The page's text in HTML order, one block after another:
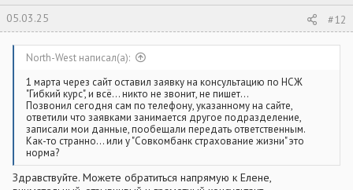
05.03.25 #12
North-West написал(а):
1 марта через сайт оставил заявку на консультацию по НСЖ
"Гибкий курс", и всё... никто не звонит, не пишет...
Позвонил сегодня сам по телефону, указанному на сайте,
ответили что заявками занимается другое подразделение,
записали мои данные, пообещали передать ответственным.
Как-то странно... или у "Совкомбанк страхование жизни" это
норма?
Здравствуйте. Можете обратиться напрямую к Елене,